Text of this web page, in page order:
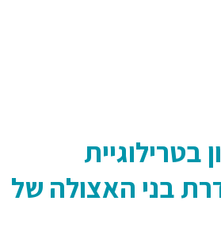
בטרילוגיית
בני האצולה של